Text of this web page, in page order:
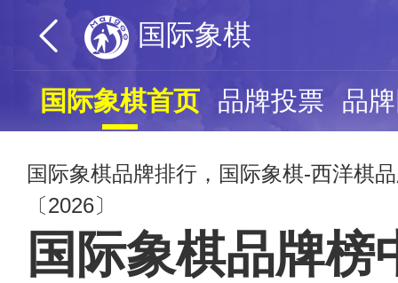
国际象棋
国际象棋首页 品牌投票 品
国际象棋品牌排行，国际象棋-西洋棋
〔2026〕
国际象棋品牌榜